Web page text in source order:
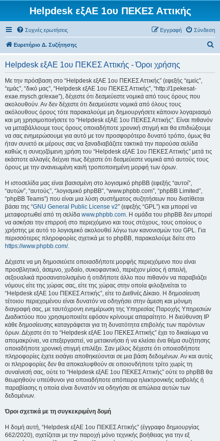
Helpdesk εξΑΕ 1ου ΠΕΚΕΣ Αττικής
Συχνές ερωτήσεις Σύνδεση
Εγγραφή
Ευρετήριο Δ. Συζήτησης
Helpdesk εξΑΕ 1ου ΠΕΚΕΣ Αττικής - Όροι χρήσης
Με την πρόσβαση στο “Helpdesk εξΑΕ 1ου ΠΕΚΕΣ Αττικής” (εφεξής “εμείς”,
“εμάς”, “δικό μας”, “Helpdesk εξΑΕ 1ου ΠΕΚΕΣ Αττικής”, “http://1pekesat-
exae.mysch.gr/exae”), δέχεστε ότι δεσμεύεστε νομικά από τους όρους που
ακολουθούν. Αν δεν δέχεστε ότι δεσμεύεστε νομικά από όλους τους
ακόλουθους όρους τότε παρακαλούμε μη δημιουργήσετε κάποιον λογαριασμό
και μη χρησιμοποιήσετε το “Helpdesk εξΑΕ 1ου ΠΕΚΕΣ Αττικής”. Είναι πιθανόν
να μεταβάλλουμε τους όρους οποιαδήποτε χρονική στιγμή και θα επιδιώξουμε
να σας ενημερώσουμε για αυτό με τον προσφορότερο δυνατό τρόπο, όμως θα
ήταν συνετό εκ μέρους σας να ξαναδιαβάζετε τακτικά την παρούσα σελίδα
καθώς η συνεχιζόμενη χρήση του “Helpdesk εξΑΕ 1ου ΠΕΚΕΣ Αττικής” μετά τις
εκάστοτε αλλαγές δείχνει πως δέχεστε ότι δεσμεύεστε νομικά από αυτούς τους
όρους με την ανανεωμένη και/ή τροποποιημένη μορφή των όρων.
Η ιστοσελίδα μας είναι βασισμένη στο λογισμικό phpBB (εφεξής “αυτοί”,
“αυτών”, “αυτούς”, “λογισμικό phpBB”, “www.phpbb.com”, “phpBB Limited”,
“phpBB Teams”) που είναι μια λύση συστήματος συζητήσεων που διατίθεται
βάσει της “GNU General Public License v2” (εφεξής “GPL”) και μπορεί να
μεταφορτωθεί από τη σελίδα www.phpbb.com. Η ομάδα του phpBB δεν μπορεί
να ασκήσει την επιρροή στο περιεχόμενο και τους στόχους, τους οποίους ο
χρήστης με αυτό το λογισμικό ακολουθεί λόγω των κανονισμών του GPL. Για
περισσότερες πληροφορίες σχετικά με το phpBB, παρακαλούμε δείτε στο
https://www.phpbb.com/.
Δέχεστε να μη δημοσιεύετε οποιασδήποτε μορφής περιεχόμενο που είναι
προσβλητικό, άσεμνο, χυδαίο, συκοφαντικό, περιέχον μίσος ή απειλή,
σεξουαλικά προσανατολισμένο ή οτιδήποτε άλλο που πιθανόν να παραβιάζει
νόμους είτε της χώρας σας, είτε της χώρας στην οποία φιλοξενείται το
“Helpdesk εξΑΕ 1ου ΠΕΚΕΣ Αττικής”, είτε το Διεθνές Δίκαιο. Η δημοσίευση
τέτοιου περιεχομένου είναι δυνατόν να οδηγήσει στην άμεση και μόνιμη
διαγραφή σας, με ταυτόχρονη ενημέρωση της Υπηρεσίας Παροχής Υπηρεσιών
Διαδικτύου που χρησιμοποιείτε εφόσον κρίνουμε απαραίτητο. Η διεύθυνση IP
κάθε δημοσίευσης καταγράφεται για τη δυνατότητα επιβολής των παρόντων
όρων. Δέχεστε ότι το “Helpdesk εξΑΕ 1ου ΠΕΚΕΣ Αττικής” έχει το δικαίωμα να
απομακρύνει, να επεξεργαστεί, να μετακινήσει ή να κλείσει ένα θέμα συζήτησης
οποιαδήποτε χρονική στιγμή επιλέξει. Σαν μέλος δέχεστε ότι οποιεσδήποτε
πληροφορίες έχετε εισάγει αποθηκεύονται σε μια βάση δεδομένων. Αν και αυτές
οι πληροφορίες δεν θα αποκαλυφθούν σε οποιονδήποτε τρίτο χωρίς τη
συναίνεσή σας, ούτε το “Helpdesk εξΑΕ 1ου ΠΕΚΕΣ Αττικής” ούτε το phpBB θα
θεωρηθούν υπεύθυνοι για οποιαδήποτε απόπειρα ηλεκτρονικής εισβολής ή
παραβίασης η οποία είναι δυνατόν να οδηγήσει σε απώλεια αυτών των
δεδομένων.
Όροι σχετικά με τη συγκεκριμένη δομή
Η δομή αυτή, “Helpdesk εξΑΕ 1ου ΠΕΚΕΣ Αττικής” (έγγραφο δημιουργίας
662/2020), σχετίζεται με την παροχή μόνο τεχνικής βοήθειας για την εξ